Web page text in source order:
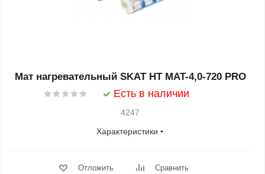
Мат нагревательный SKAT HT MAT-4,0-720 PRO
Есть в наличии
4247
Характеристики
Отложить Сравнить